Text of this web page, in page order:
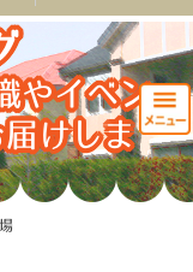
やイベン
けしま